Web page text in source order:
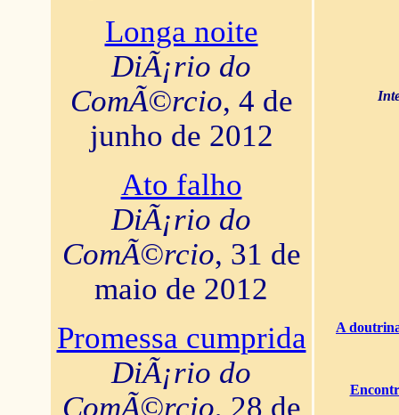
Longa noite
DiÃ¡rio do
ComÃ©rcio, 4 de
junho de 2012
Ato falho
DiÃ¡rio do
ComÃ©rcio, 31 de
maio de 2012
Promessa cumprida
DiÃ¡rio do
ComÃ©rcio, 28 de
A